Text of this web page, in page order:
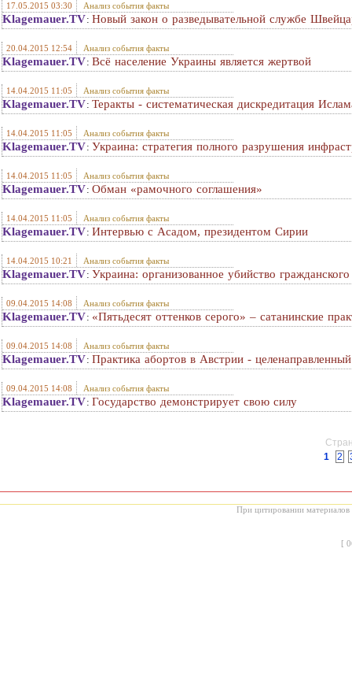
17.05.2015 03:30 Анализ события факты
Klagemauer.TV: Новый закон о разведывательной службе
20.04.2015 12:54 Анализ события факты
Klagemauer.TV: Всё население Украины является жертвой
14.04.2015 11:05 Анализ события факты
Klagemauer.TV: Теракты - систематическая дискредитация
14.04.2015 11:05 Анализ события факты
Klagemauer.TV: Украина: стратегия полного разрушения
14.04.2015 11:05 Анализ события факты
Klagemauer.TV: Обман «рамочного соглашения»
14.04.2015 11:05 Анализ события факты
Klagemauer.TV: Интервью с Асадом, президентом Сирии
14.04.2015 10:21 Анализ события факты
Klagemauer.TV: Украина: организованное убийство гражданского
09.04.2015 14:08 Анализ события факты
Klagemauer.TV: «Пятьдесят оттенков серого» – сатанинские
09.04.2015 14:08 Анализ события факты
Klagemauer.TV: Практика абортов в Австрии -
09.04.2015 14:08 Анализ события факты
Klagemauer.TV: Государство демонстрирует свою силу
1
2
При цитировании материалов
[